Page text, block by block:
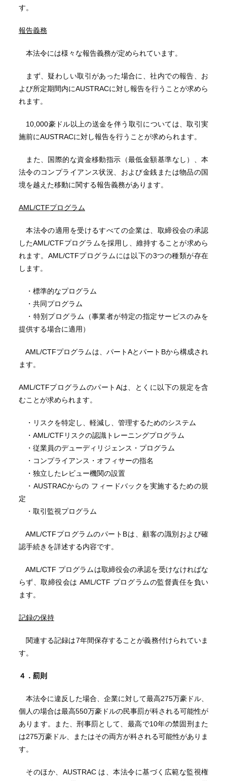
す。
報告義務
本法令には様々な報告義務が定められています。
まず、疑わしい取引があった場合に、社内での報告、お
よび所定期間内にAUSTRACに対し報告を行うことが求めら
れます。
10,000豪ドル以上の送金を伴う取引については、取引実
施前にAUSTRACに対し報告を行うことが求められます。
また、国際的な資金移動指示（最低金額基準なし）、本
法令のコンプライアンス状況、および金銭または物品の国
境を越えた移動に関する報告義務があります。
AML/CTFプログラム
本法令の適用を受けるすべての企業は、取締役会の承認
したAML/CTFプログラムを採用し、維持することが求めら
れます。AML/CTFプログラムには以下の3つの種類が存在
します。
・標準的なプログラム
・共同プログラム
・特別プログラム（事業者が特定の指定サービスのみを
提供する場合に適用）
AML/CTFプログラムは、パートAとパートBから構成され
ます。
AML/CTFプログラムのパートAは、とくに以下の規定を含
むことが求められます。
・リスクを特定し、軽減し、管理するためのシステム
・AML/CTFリスクの認識トレーニングプログラム
・従業員のデューディリジェンス・プログラム
・コンプライアンス・オフィサーの指名
・独立したレビュー機関の設置
・AUSTRACからの フィードバックを実施するための規
定
・取引監視プログラム
AML/CTFプログラムのパートBは、顧客の識別および確
認手続きを詳述する内容です。
AML/CTF プログラムは取締役会の承認を受けなければな
らず、取締役会は AML/CTF プログラムの監督責任を負い
ます。
記録の保持
関連する記録は7年間保存することが義務付けられていま
す。
４．罰則
本法令に違反した場合、企業に対して最高275万豪ドル、
個人の場合は最高550万豪ドルの民事罰が科される可能性が
あります。また、刑事罰として、最高で10年の禁固刑また
は275万豪ドル、またはその両方が科される可能性がありま
す。
そのほか、AUSTRAC は、本法令に基づく広範な監視権